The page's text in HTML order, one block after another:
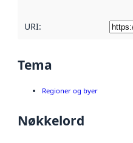
URI:
Tema
Regioner og byer
Nøkkelord